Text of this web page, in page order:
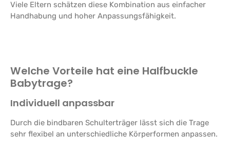
Viele Eltern schätzen diese Kombination aus einfacher
Handhabung und hoher Anpassungsfähigkeit.
Welche Vorteile hat eine Halfbuckle
Babytrage?
Individuell anpassbar
Durch die bindbaren Schulterträger lässt sich die Trage
sehr flexibel an unterschiedliche Körperformen anpassen.